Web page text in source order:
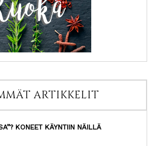
ARTIKKELIT
KONEET KÄYNTIIN NÄILLÄ